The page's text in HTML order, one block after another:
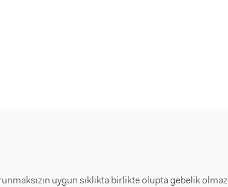
uygun sıklıkta birlikte olupta gebelik olmaz